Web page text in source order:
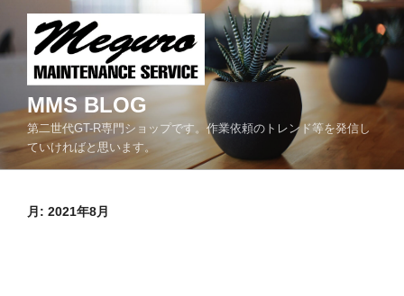
ン
テ
へ
MMS BLOG
第二世代GT-R専門ショップです。作業依頼のトレンド等を発信し
ていければと思います。
月: 2021年8月